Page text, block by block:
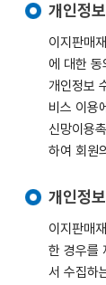
개인정
이지판매
에 대한
개인정보
비스 이용
신망이용
하여 회원
개인정
이지판매
한 경우를
서 수집하